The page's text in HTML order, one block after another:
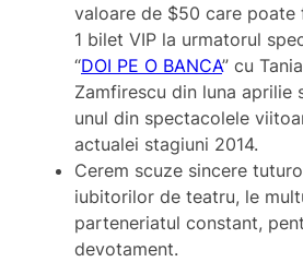
valoare de $50 care poate
1 bilet VIP la urmatorul
“DOI PE O BANCA” cu
Zamfirescu din luna aprilie
unul din spectacolele
actualei stagiuni 2014.
Cerem scuze sincere
iubitorilor de teatru, le
parteneriatul constant,
devotament.